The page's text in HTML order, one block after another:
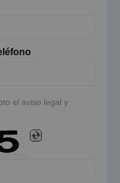
el aviso legal y